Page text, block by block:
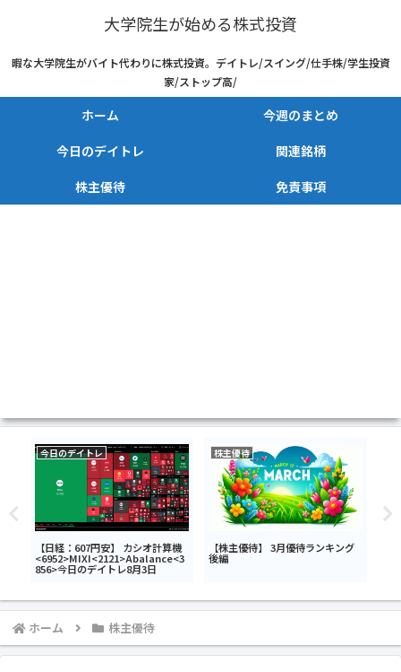
大学院生が始める株式投資
暇な大学院生がバイト代わりに株式投資。デイトレ/スイング/仕手株/学生投資
家/ストップ高/
ホーム
今週のまとめ
今日のデイトレ
関連銘柄
株主優待
免責事項
今日のデイトレ
【日経：607円安】 カシオ計算機
<6952>MIXI<2121>Abalance<3
856>今日のデイトレ8月3日
株主優待
【株主優待】 3月優待ランキング
後編
ホーム 株主優待